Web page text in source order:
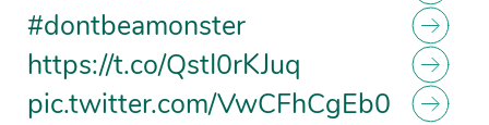
#dontbeamonster
https://t.co/QstI0rKJuq
pic.twitter.com/VwCFhCgEb0